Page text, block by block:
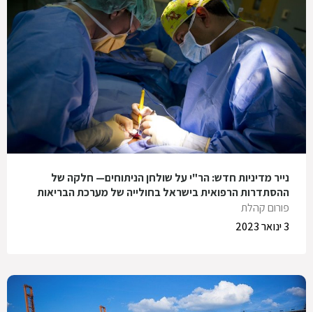
נייר מדיניות חדש: הר"י על שולחן הניתוחים— חלקה של
ההסתדרות הרפואית בישראל בחולייה של מערכת הבריאות
פורום קהלת
3 ינואר 2023